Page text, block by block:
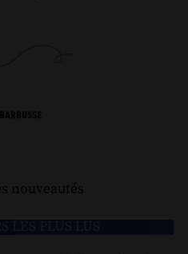
nouveautés